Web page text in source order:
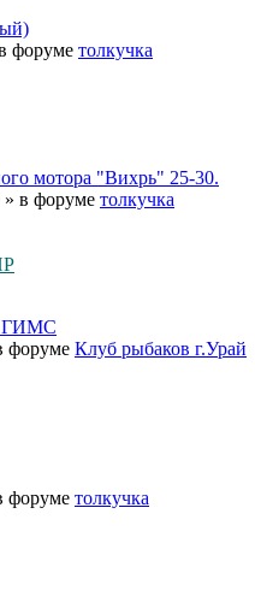
форуме толкучка
мотора "Вихрь" 25-30.
» в форуме толкучка
ГИМС
форуме Клуб рыбаков г.Урай
форуме толкучка